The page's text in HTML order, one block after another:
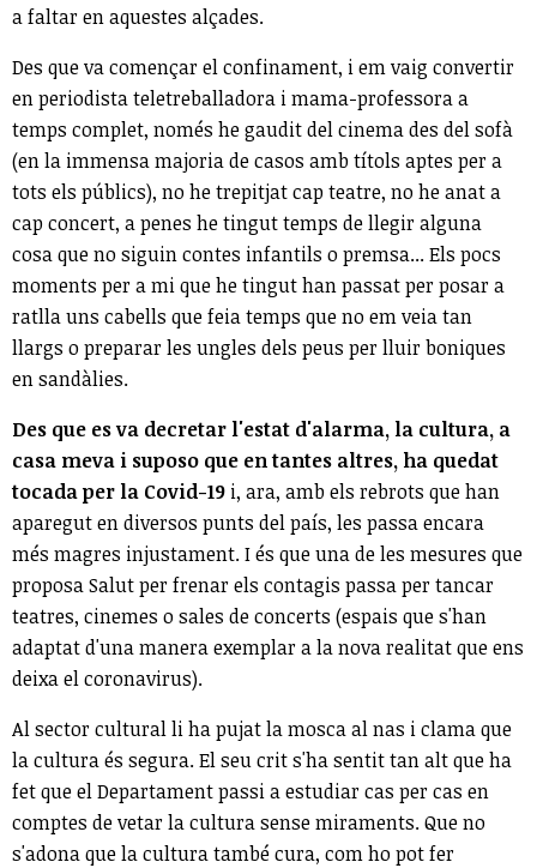
a faltar en aquestes alçades.
Des que va començar el confinament, i em vaig convertir
en periodista teletreballadora i mama-professora a
temps complet, només he gaudit del cinema des del sofà
(en la immensa majoria de casos amb títols aptes per a
tots els públics), no he trepitjat cap teatre, no he anat a
cap concert, a penes he tingut temps de llegir alguna
cosa que no siguin contes infantils o premsa... Els pocs
moments per a mi que he tingut han passat per posar a
ratlla uns cabells que feia temps que no em veia tan
llargs o preparar les ungles dels peus per lluir boniques
en sandàlies.
Des que es va decretar l'estat d'alarma, la cultura, a
casa meva i suposo que en tantes altres, ha quedat
tocada per la Covid-19 i, ara, amb els rebrots que han
aparegut en diversos punts del país, les passa encara
més magres injustament. I és que una de les mesures que
proposa Salut per frenar els contagis passa per tancar
teatres, cinemes o sales de concerts (espais que s'han
adaptat d'una manera exemplar a la nova realitat que ens
deixa el coronavirus).
Al sector cultural li ha pujat la mosca al nas i clama que
la cultura és segura. El seu crit s'ha sentit tan alt que ha
fet que el Departament passi a estudiar cas per cas en
comptes de vetar la cultura sense miraments. Que no
s'adona que la cultura també cura, com ho pot fer